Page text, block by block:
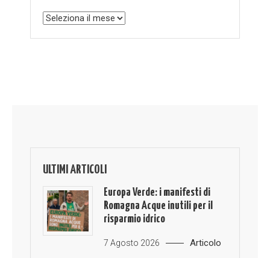
Archivio
ULTIMI ARTICOLI
Europa Verde: i manifesti di
Romagna Acque inutili per il
risparmio idrico
7 Agosto 2026 Articolo